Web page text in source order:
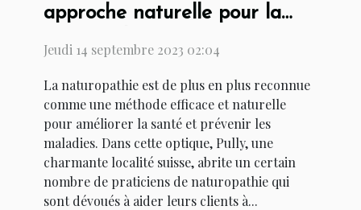
approche naturelle pour la
Jeudi 14 septembre 2023 02:04
La naturopathie est de plus en plus reconnue
comme une méthode efficace et naturelle
pour améliorer la santé et prévenir les
maladies. Dans cette optique, Pully, une
charmante localité suisse, abrite un certain
nombre de praticiens de naturopathie qui
sont dévoués à aider leurs clients à...